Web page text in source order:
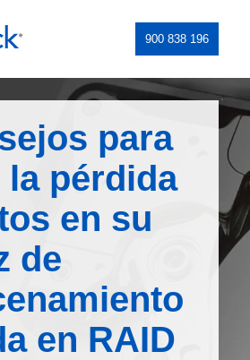
900 838 196
para
la pérdida
en su
de
en RAID